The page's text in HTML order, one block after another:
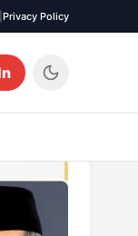
Privacy Policy